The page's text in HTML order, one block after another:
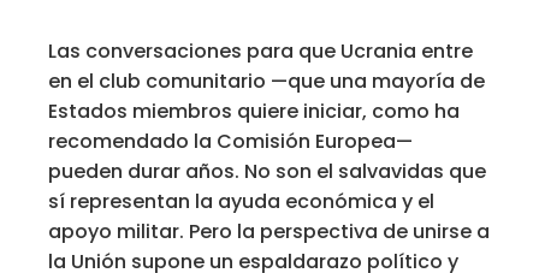
Las conversaciones para que Ucrania entre
en el club comunitario —que una mayoría de
Estados miembros quiere iniciar, como ha
recomendado la Comisión Europea—
pueden durar años. No son el salvavidas que
sí representan la ayuda económica y el
apoyo militar. Pero la perspectiva de unirse a
la Unión supone un espaldarazo político y